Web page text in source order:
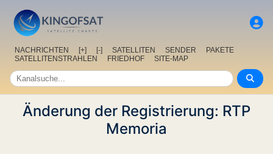
NACHRICHTEN [+] [-] SATELLITEN SENDER
PAKETE
SATELLITENSTRAHLEN
FRIEDHOF SITE-MAP
Änderung der Registrierung: RTP
Memoria